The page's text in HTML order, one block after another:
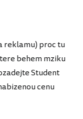
reklamu) proc tu
behem mziku
Student
cenu